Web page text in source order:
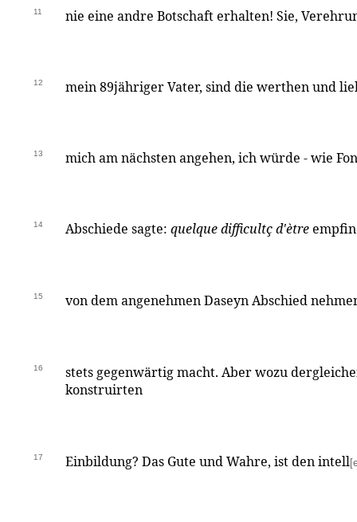
11 nie eine andre Botschaft erhalten! Sie,
12 mein 89jähriger Vater, sind die werthen und
13 mich am nächsten angehen, ich würde - wie
14 Abschiede sagte: quelque difficultç d'ètre
15 von dem angenehmen Daseyn Abschied
16
stets gegenwärtig macht. Aber wozu
konstruirten
17 Einbildung? Das Gute und Wahre, ist den intell